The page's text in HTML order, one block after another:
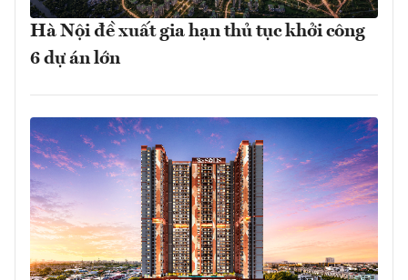
Hà Nội đề xuất gia hạn thủ tục khởi công
6 dự án lớn